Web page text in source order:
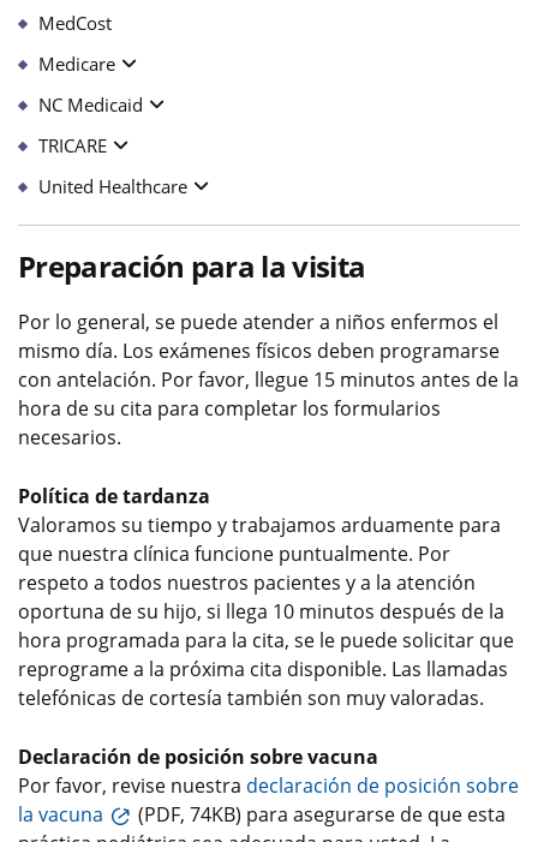
MedCost
Medicare
NC Medicaid
TRICARE
United Healthcare
Preparación para la visita
Por lo general, se puede atender a niños enfermos el
mismo día. Los exámenes físicos deben programarse
con antelación. Por favor, llegue 15 minutos antes de la
hora de su cita para completar los formularios
necesarios.
Política de tardanza
Valoramos su tiempo y trabajamos arduamente para
que nuestra clínica funcione puntualmente. Por
respeto a todos nuestros pacientes y a la atención
oportuna de su hijo, si llega 10 minutos después de la
hora programada para la cita, se le puede solicitar que
reprograme a la próxima cita disponible. Las llamadas
telefónicas de cortesía también son muy valoradas.
Declaración de posición sobre vacuna
Por favor, revise nuestra declaración de posición sobre
la vacuna
(PDF, 74KB) para asegurarse de que esta